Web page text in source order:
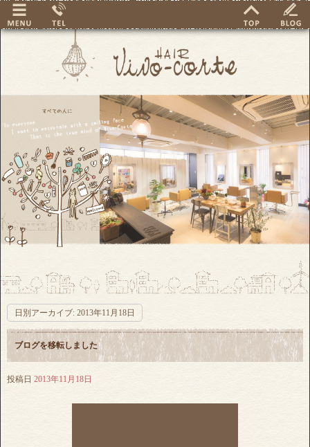
日別アーカイブ: 2013年11月18日
ブログを移転しました
投稿日 2013年11月18日